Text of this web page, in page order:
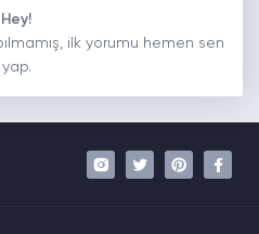
Hey!
ilk yorumu hemen sen
yap.